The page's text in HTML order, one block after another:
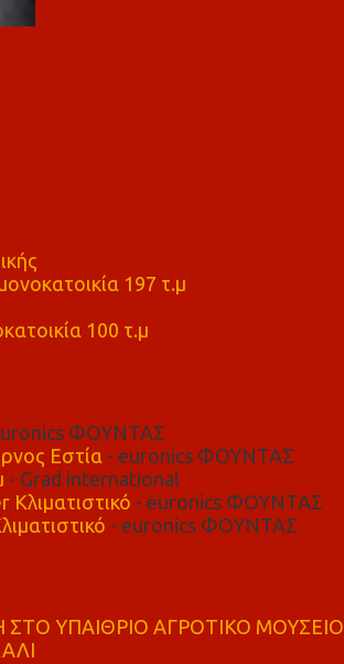
197 τ.μ
100 τ.μ
ΦΟΥΝΤΑΣ
Εστία - euronics ΦΟΥΝΤΑΣ
- Grad international
- euronics ΦΟΥΝΤΑΣ
- euronics ΦΟΥΝΤΑΣ
ΥΠΑΙΘΡΙΟ ΑΓΡΟΤΙΚΟ ΜΟΥΣΕΙΟ